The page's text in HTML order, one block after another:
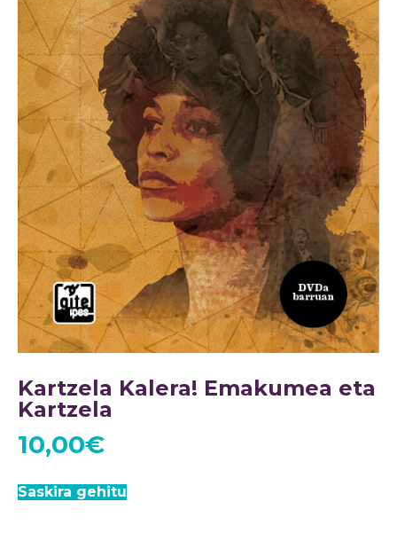
Kartzela Kalera! Emakumea eta
Kartzela
10,00€
Saskira gehitu